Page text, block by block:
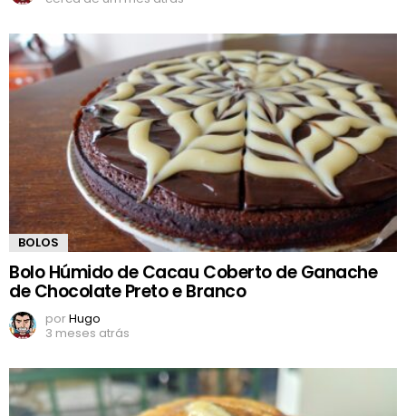
BOLOS
Bolo Húmido de Cacau Coberto de Ganache
de Chocolate Preto e Branco
porHugo
3 meses atrás